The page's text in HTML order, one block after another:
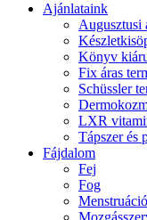
Ajánlataink
Augusztusi
Könyv
Fix áras
Schüssler
LXR
Tápszer és
Fájdalom
Fej
Fog